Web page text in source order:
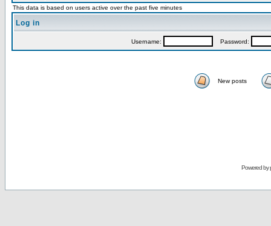
This data is based on users active over the past five minutes
Log in
Username: Password:
New posts
Powered by